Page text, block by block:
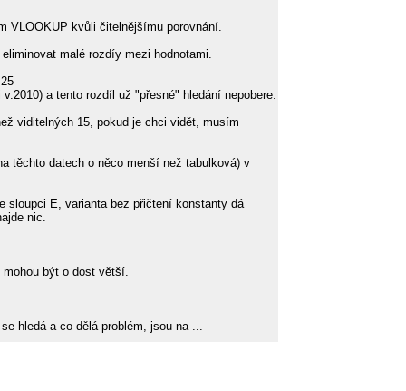
VLOOKUP kvůli čitelnějšímu porovnání.
malé rozdíy mezi hodnotami.
a tento rozdíl už "přesné" hledání nepobere.
viditelných 15, pokud je chci vidět, musím
těchto datech o něco menší než tabulková) v
sloupci E, varianta bez přičtení konstanty dá
nic.
být o dost větší.
hledá a co dělá problém, jsou na ...